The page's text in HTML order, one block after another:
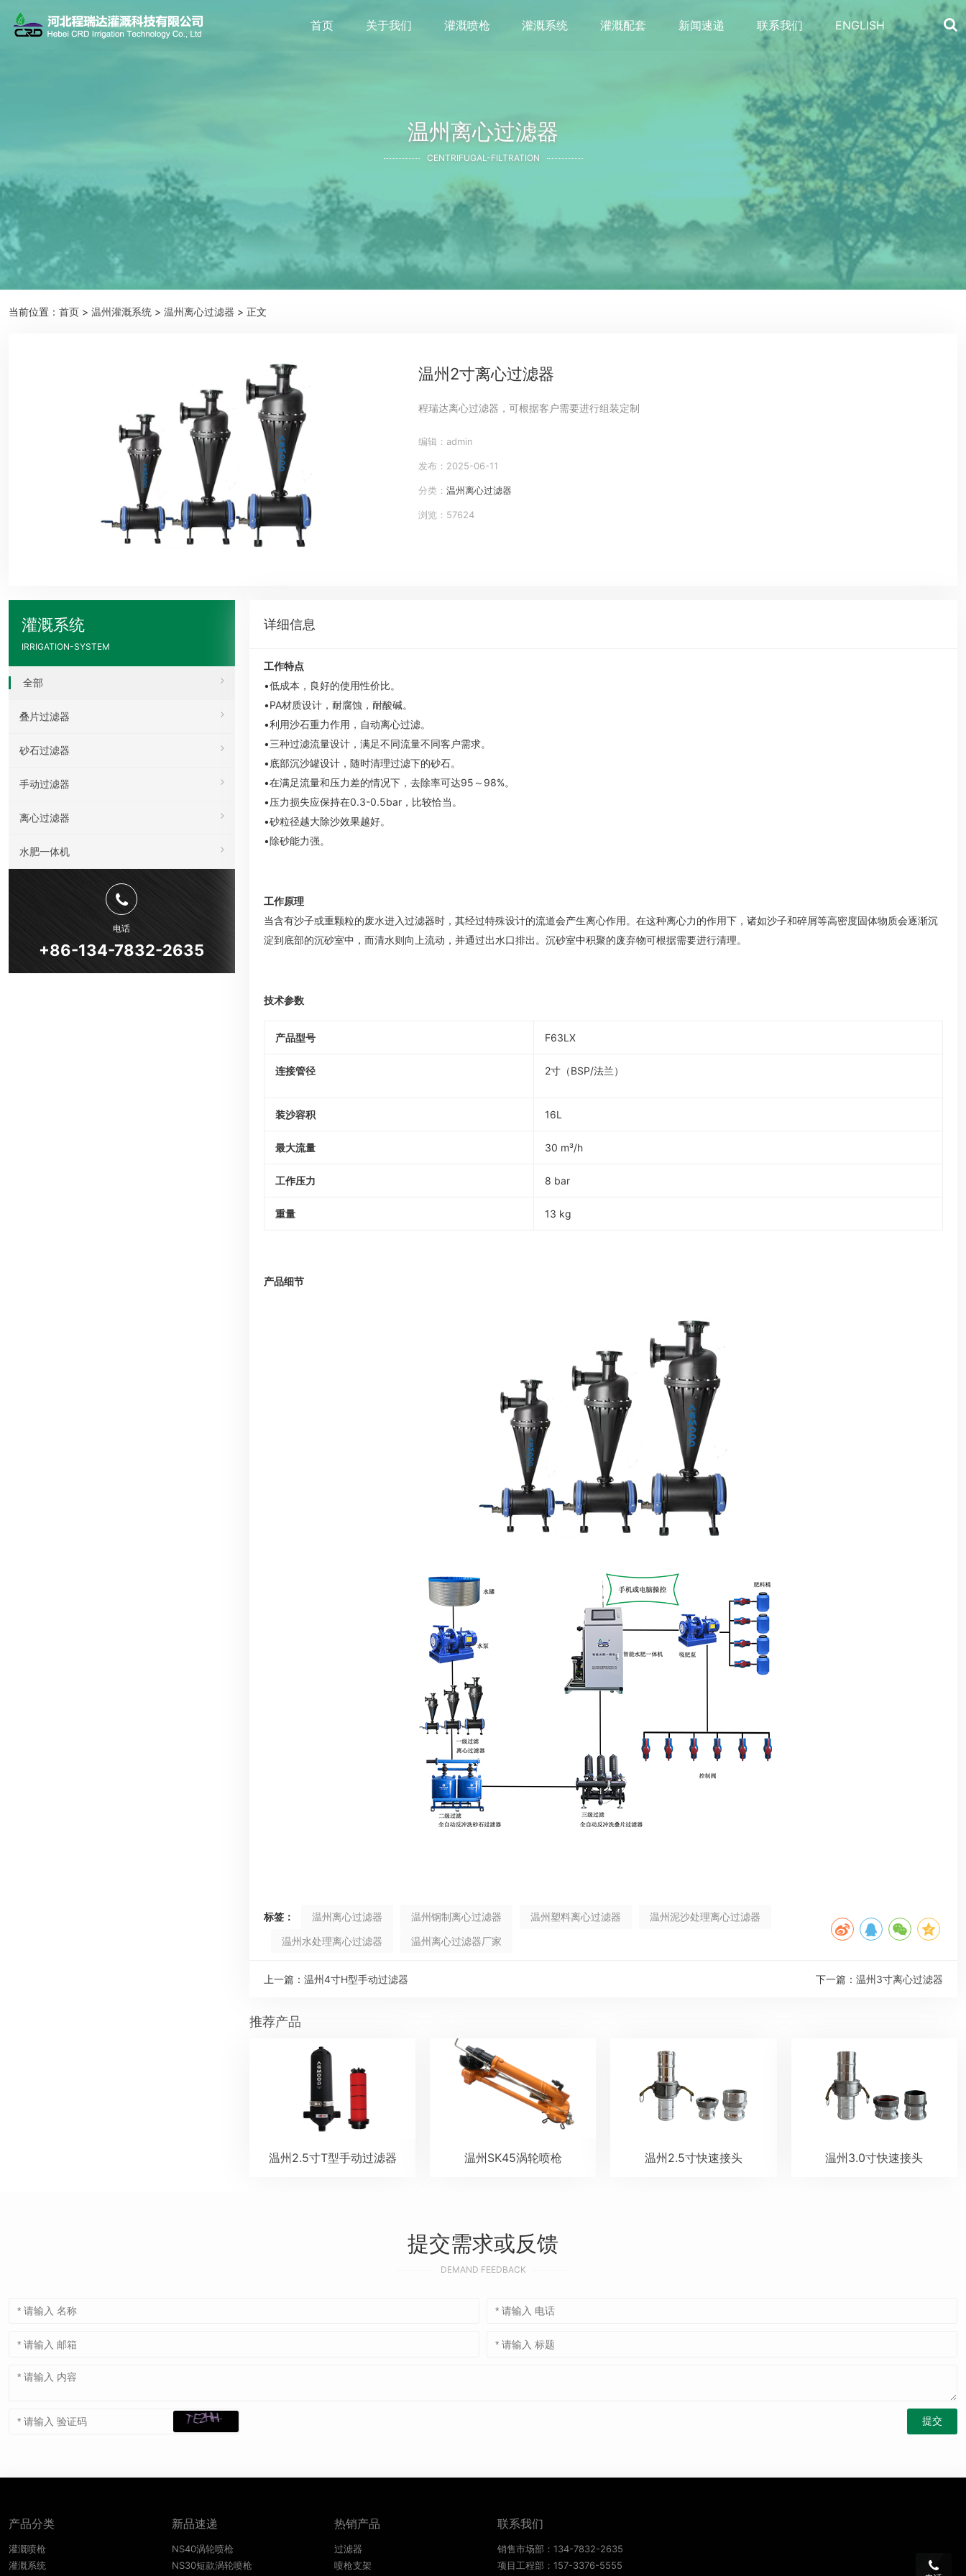
首页 关于我们 灌溉喷枪 灌溉系统 灌溉配套 新闻速递 联系我们 ENGLISH
温州离心过滤器
CENTRIFUGAL-FILTRATION
当前位置： 首页 > 温州灌溉系统 > 温州离心过滤器 > 正文
温州2寸离心过滤器
程瑞达离心过滤器，可根据客户需要进行组装定制
编辑：admin
发布：2025-06-11
分类： 温州离心过滤器
浏览：57624
灌溉系统
IRRIGATION-SYSTEM
全部
叠片过滤器
砂石过滤器
手动过滤器
离心过滤器
水肥一体机
电话
+86-134-7832-2635
详细信息
工作特点
•低成本，良好的使用性价比。
•PA材质设计，耐腐蚀，耐酸碱。
•利用沙石重力作用，自动离心过滤。
•三种过滤流量设计，满足不同流量不同客户需求。
•底部沉沙罐设计，随时清理过滤下的砂石。
•在满足流量和压力差的情况下，去除率可达95～98%。
•压力损失应保持在0.3-0.5bar，比较恰当。
•砂粒径越大除沙效果越好。
•除砂能力强。
工作原理
当含有沙子或重颗粒的废水进入过滤器时，其经过特殊设计的流道会产生离心作用。在这种离心力的作用下，诸如沙子和碎屑等高密度固体物质会逐渐沉
淀到底部的沉砂室中，而清水则向上流动，并通过出水口排出。沉砂室中积聚的废弃物可根据需要进行清理。
技术参数
产品型号 F63LX
连接管径 2寸（BSP/法兰）
装沙容积 16L
最大流量 30 m³/h
工作压力 8 bar
重量 13 kg
产品细节
标签： 温州离心过滤器 温州钢制离心过滤器 温州塑料离心过滤器
温州泥沙处理离心过滤器
温州水处理离心过滤器
温州离心过滤器厂家
上一篇： 温州4寸H型手动过滤器 下一篇： 温州3寸离心过滤器
推荐产品
温州2.5寸T型手动过滤器 温州SK45涡轮喷枪 温州2.5寸快速接头 温州3.0寸快速接头
提交需求或反馈
DEMAND FEEDBACK
产品分类
灌溉喷枪
灌溉系统
新品速递
NS40涡轮喷枪
NS30短款涡轮喷枪
热销产品
过滤器
喷枪支架
联系我们
销售市场部：134-7832-2635
项目工程部：157-3376-5555